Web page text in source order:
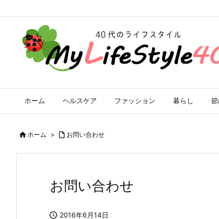
ホーム ヘルスケア ファッション 暮らし
ホーム >  お問い合わせ
お問い合わせ
 2016年6月14日